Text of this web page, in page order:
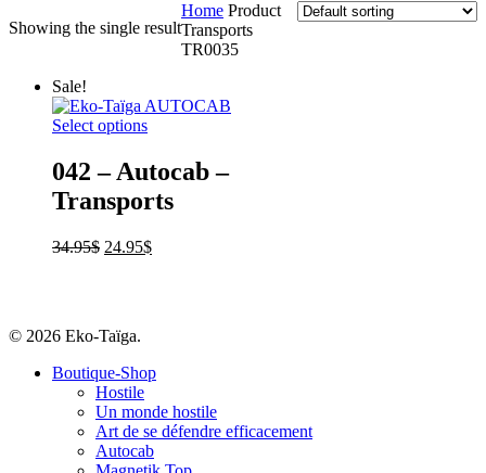
Showing the single result
Home Product
Transports
TR0035
Sale!
Select options
042 – Autocab –
Transports
34.95$ 24.95$
© 2026 Eko-Taïga.
Boutique-Shop
Hostile
Un monde hostile
Art de se défendre efficacement
Autocab